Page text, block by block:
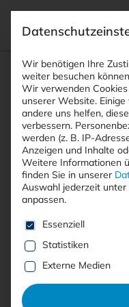
Suchfeld
Breadcrumb-
STARTSEITE
ARTIKEL
API-SICHERHEIT
Free
APIS IM VISIER DER
API-
und
Wir benötigen Ihre
weiter besuchen
Wir verwenden
unserer Website.
andere uns helfen,
verbessern.
werden (z. B. IP-
Anzeigen und Inhalte
Weitere Informationen
finden Sie in unserer
Auswahl jederzeit unter
anpassen.
Es folgt eine Liste
Essenziell
Statistiken
Externe Medien